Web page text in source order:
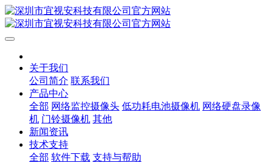
关于我们
公司简介 联系我们
产品中心
全部 网络监控摄像头 低功耗电池摄像机 网络硬盘录像
机 门铃摄像机 其他
新闻资讯
技术支持
全部 软件下载 支持与帮助